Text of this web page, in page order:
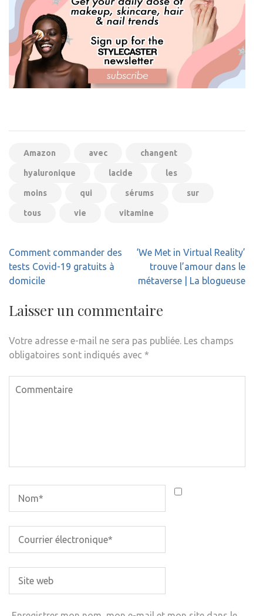
Amazon avec changent
hyaluronique lacide les
moins qui sérums sur
tous vie vitamine
Navigation
de
l’article
Comment commander des
tests Covid-19 gratuits à
domicile
‘We Met in Virtual Reality’
trouve l’amour dans le
métaverse | La blogueuse
Laisser un commentaire
Votre adresse e-mail ne sera pas publiée. Les champs
obligatoires sont indiqués avec *